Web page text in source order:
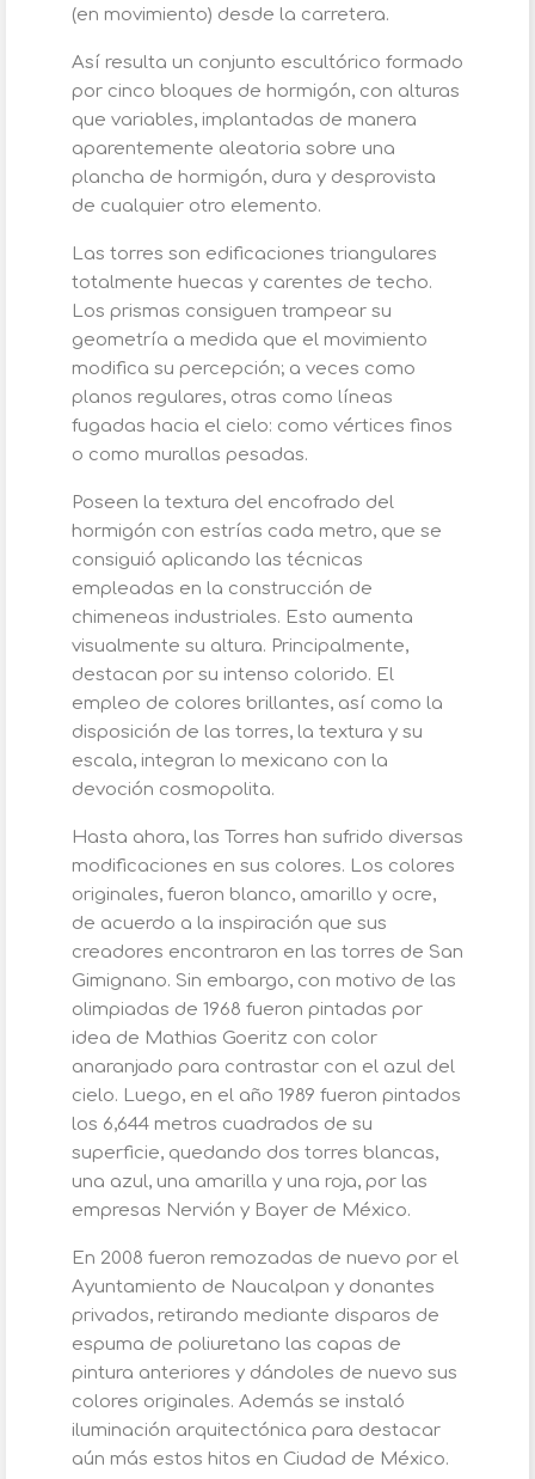
(en movimiento) desde la carretera.
Así resulta un conjunto escultórico formado
por cinco bloques de hormigón, con alturas
que variables, implantadas de manera
aparentemente aleatoria sobre una
plancha de hormigón, dura y desprovista
de cualquier otro elemento.
Las torres son edificaciones triangulares
totalmente huecas y carentes de techo.
Los prismas consiguen trampear su
geometría a medida que el movimiento
modifica su percepción; a veces como
planos regulares, otras como líneas
fugadas hacia el cielo: como vértices finos
o como murallas pesadas.
Poseen la textura del encofrado del
hormigón con estrías cada metro, que se
consiguió aplicando las técnicas
empleadas en la construcción de
chimeneas industriales. Esto aumenta
visualmente su altura. Principalmente,
destacan por su intenso colorido. El
empleo de colores brillantes, así como la
disposición de las torres, la textura y su
escala, integran lo mexicano con la
devoción cosmopolita.
Hasta ahora, las Torres han sufrido diversas
modificaciones en sus colores. Los colores
originales, fueron blanco, amarillo y ocre,
de acuerdo a la inspiración que sus
creadores encontraron en las torres de San
Gimignano. Sin embargo, con motivo de las
olimpiadas de 1968 fueron pintadas por
idea de Mathias Goeritz con color
anaranjado para contrastar con el azul del
cielo. Luego, en el año 1989 fueron pintados
los 6,644 metros cuadrados de su
superficie, quedando dos torres blancas,
una azul, una amarilla y una roja, por las
empresas Nervión y Bayer de México.
En 2008 fueron remozadas de nuevo por el
Ayuntamiento de Naucalpan y donantes
privados, retirando mediante disparos de
espuma de poliuretano las capas de
pintura anteriores y dándoles de nuevo sus
colores originales. Además se instaló
iluminación arquitectónica para destacar
aún más estos hitos en Ciudad de México.